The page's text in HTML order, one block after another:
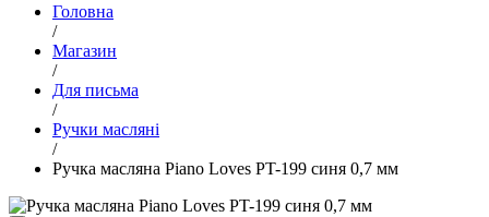
Головна
/
Магазин
/
Для письма
/
Ручки масляні
/
Ручка масляна Piano Loves PT-199 синя 0,7 мм